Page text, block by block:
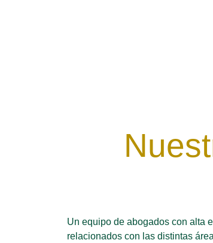
Un equipo de abogados con alta
relacionados con las distintas